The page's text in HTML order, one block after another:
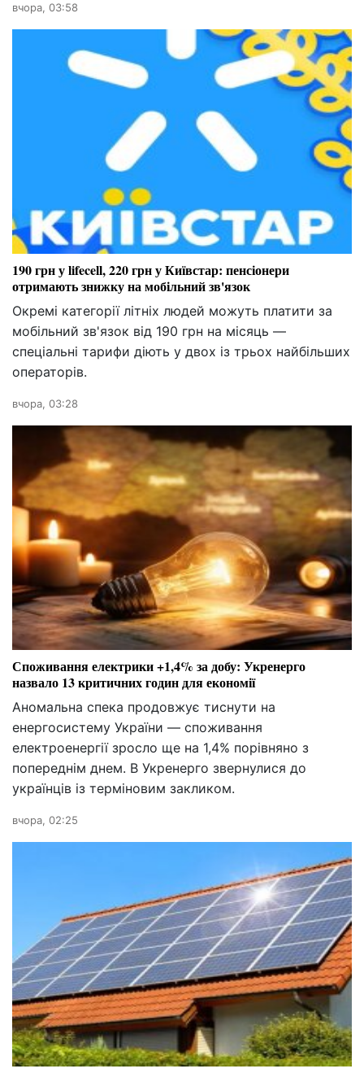
вчора, 03:58
190 грн у lifecell, 220 грн у Київстар: пенсіонери
отримають знижку на мобільний зв'язок
Окремі категорії літніх людей можуть платити за
мобільний зв'язок від 190 грн на місяць —
спеціальні тарифи діють у двох із трьох найбільших
операторів.
вчора, 03:28
Споживання електрики +1,4% за добу: Укренерго
назвало 13 критичних годин для економії
Аномальна спека продовжує тиснути на
енергосистему України — споживання
електроенергії зросло ще на 1,4% порівняно з
попереднім днем. В Укренерго звернулися до
українців із терміновим закликом.
вчора, 02:25